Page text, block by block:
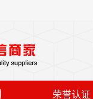
荣誉认证